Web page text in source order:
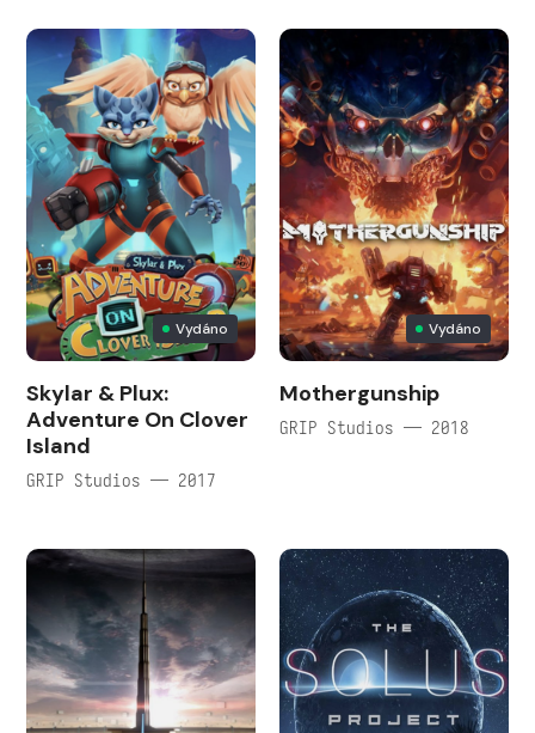
Vydáno
Skylar & Plux:
Adventure On Clover
Island
GRIP Studios — 2017
Vydáno
Mothergunship
GRIP Studios — 2018